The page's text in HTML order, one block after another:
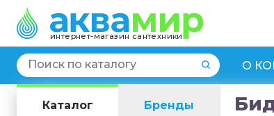
интернет-магазин сантехники
О
Каталог Бренды